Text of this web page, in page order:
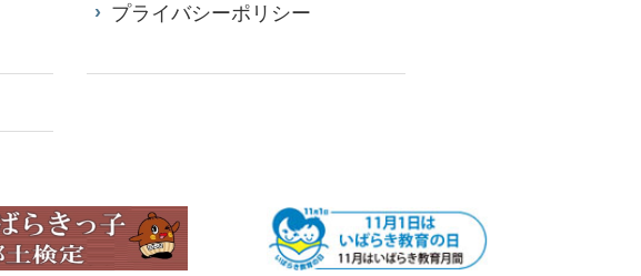
プライバシーポリシー